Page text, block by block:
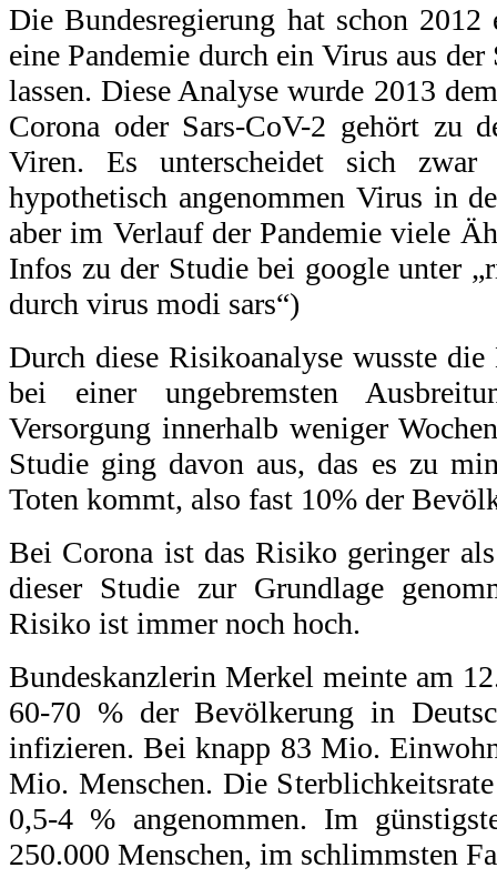
Die Bundesregierung hat schon
eine Pandemie durch ein Virus aus
lassen. Diese Analyse wurde 2013
Corona oder Sars-CoV-2 gehört zu
Viren. Es unterscheidet sich
hypothetisch angenommen Virus in
aber im Verlauf der Pandemie viele
Infos zu der Studie bei google unter
durch virus modi sars“)
Durch diese Risikoanalyse wusste die
bei einer ungebremsten
Versorgung innerhalb weniger
Studie ging davon aus, das es zu
Toten kommt, also fast 10% der
Bei Corona ist das Risiko geringer
dieser Studie zur Grundlage
Risiko ist immer noch hoch.
Bundeskanzlerin Merkel meinte am
60-70 % der Bevölkerung in
infizieren. Bei knapp 83 Mio.
Mio. Menschen. Die
0,5-4 % angenommen. Im
250.000 Menschen, im schlimmsten